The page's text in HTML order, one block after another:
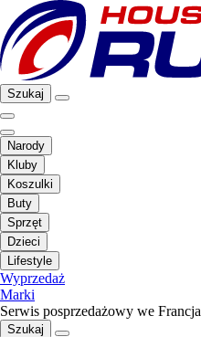
Szukaj
Narody
Kluby
Koszulki
Buty
Sprzęt
Dzieci
Lifestyle
Wyprzedaż
Marki
Serwis posprzedażowy we Francja
Szukaj